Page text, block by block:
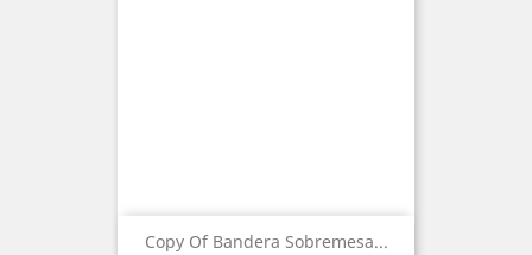
Copy Of Bandera Sobremesa...